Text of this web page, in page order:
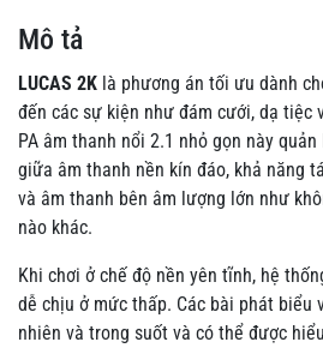
Mô tả
LUCAS 2K là phương án tối ưu dành
đến các sự kiện như đám cưới, dạ tiệc
PA âm thanh nổi 2.1 nhỏ gọn này
giữa âm thanh nền kín đáo, khả năng
và âm thanh bên âm lượng lớn như
nào khác.
Khi chơi ở chế độ nền yên tĩnh, hệ
dễ chịu ở mức thấp. Các bài phát biểu
nhiên và trong suốt và có thể được